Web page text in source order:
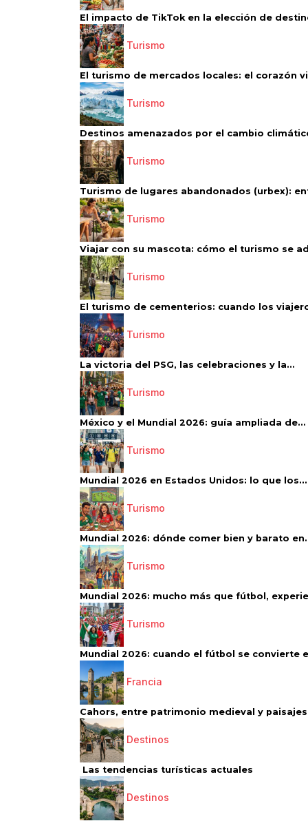
El impacto de TikTok en la elección de
Turismo
El turismo de mercados locales: el corazón
Turismo
Destinos amenazados por el cambio
Turismo
Turismo de lugares abandonados (urbex):
Turismo
Viajar con su mascota: cómo el turismo se
Turismo
El turismo de cementerios: cuando los
Turismo
La victoria del PSG, las celebraciones y la...
Turismo
México y el Mundial 2026: guía ampliada de...
Turismo
Mundial 2026 en Estados Unidos: lo que los...
Turismo
Mundial 2026: dónde comer bien y barato
Turismo
Mundial 2026: mucho más que fútbol,
Turismo
Mundial 2026: cuando el fútbol se convierte
Francia
Cahors, entre patrimonio medieval y paisajes
Destinos
Las tendencias turísticas actuales
Destinos